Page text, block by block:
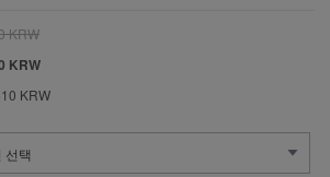
KRW
KRW
KRW